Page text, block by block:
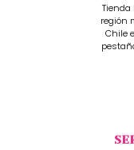
región
Chile